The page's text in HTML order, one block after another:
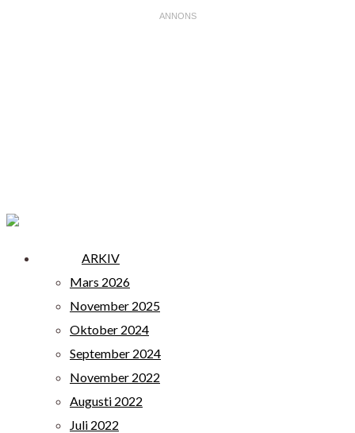
ARKIV
Mars 2026
November 2025
Oktober 2024
September 2024
November 2022
Augusti 2022
Juli 2022